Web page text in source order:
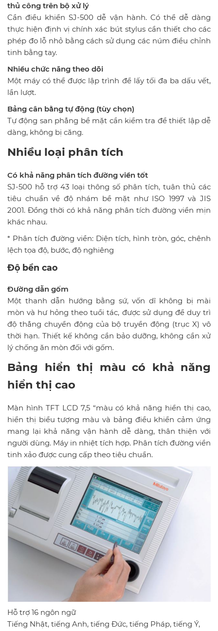
thủ công trên bộ xử lý
Cần điều khiển SJ-500 dễ vận hành. Có thể dễ dàng
thực hiện định vị chính xác bút stylus cần thiết cho các
phép đo lỗ nhỏ bằng cách sử dụng các núm điều chỉnh
tinh bằng tay.
Nhiều chức năng theo dõi
Một máy có thể được lập trình để lấy tối đa ba dấu vết,
lần lượt.
Bảng cân bằng tự động (tùy chọn)
Tự động san phẳng bề mặt cần kiểm tra để thiết lập dễ
dàng, không bị căng.
Nhiều loại phân tích
Có khả năng phân tích đường viền tốt
SJ-500 hỗ trợ 43 loại thông số phân tích, tuân thủ các
tiêu chuẩn về độ nhám bề mặt như ISO 1997 và JIS
2001. Đồng thời có khả năng phân tích đường viền mịn
khác nhau.
* Phân tích đường viền: Diện tích, hình tròn, góc, chênh
lệch tọa độ, bước, độ nghiêng
Độ bền cao
Đường dẫn gốm
Một thanh dẫn hướng bằng sứ, vốn dĩ không bị mài
mòn và hư hỏng theo tuổi tác, được sử dụng để duy trì
độ thẳng chuyển động của bộ truyền động (trục X) vô
thời hạn. Thiết kế không cần bảo dưỡng, không cần xử
lý chống ăn mòn đối với gốm.
Bảng hiển thị màu có khả năng
hiển thị cao
Màn hình TFT LCD 7,5 “màu có khả năng hiển thị cao,
hiển thị biểu tượng màu và bảng điều khiển cảm ứng
mang lại khả năng vận hành dễ dàng, thân thiện với
người dùng. Máy in nhiệt tích hợp. Phân tích đường viền
tinh xảo được cung cấp theo tiêu chuẩn.
Hỗ trợ 16 ngôn ngữ
Tiếng Nhật, tiếng Anh, tiếng Đức, tiếng Pháp, tiếng Ý,